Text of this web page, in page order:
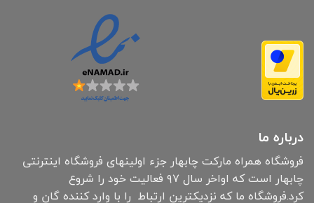
درباره ما
فروشگاه همراه مارکت چابهار جزء اولینهای فروشگاه اینترنتی
چابهار است که اواخر سال ۹۷ فعالیت خود را شروع
کرد.فروشگاه ما که نزدیکترین ارتباط را با وارد کننده گان و